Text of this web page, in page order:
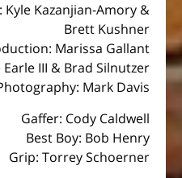
Kazanjian-Amory &
Brett Kushner
Marissa Gallant
III & Brad Silnutzer
Mark Davis
Gaffer: Cody Caldwell
Best Boy: Bob Henry
Grip: Torrey Schoerner